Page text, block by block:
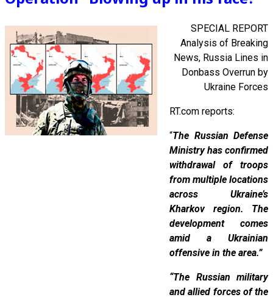
SPECIAL REPORT
Analysis of Breaking
News, Russia Lines in
Donbass Overrun by
Ukraine Forces
RT.com reports:
“The Russian Defense
Ministry has confirmed
withdrawal of troops
from multiple locations
across Ukraine’s
Kharkov region. The
development comes
amid a Ukrainian
offensive in the area.”
“The Russian military
and allied forces of the